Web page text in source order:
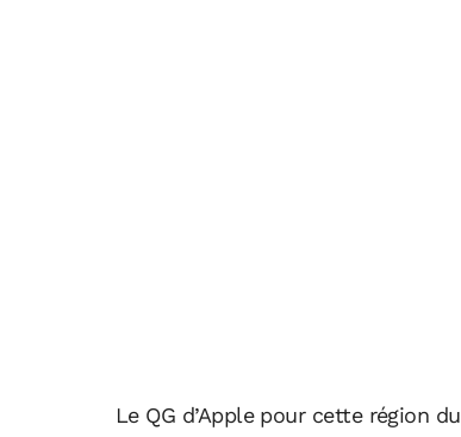
Le QG d’Apple pour cette région